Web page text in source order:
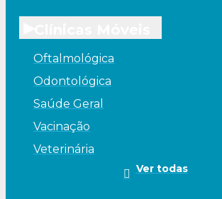
Oftalmológica
Odontológica
Saúde Geral
Vacinação
Veterinária
Ver todas